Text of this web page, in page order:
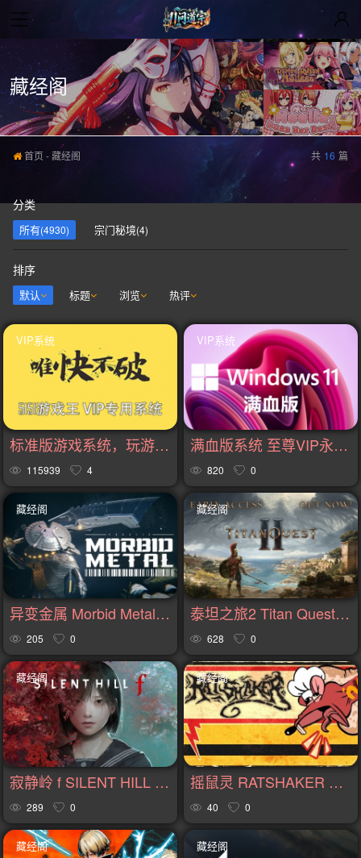
藏经阁
首页-藏经阁 共 16 篇
分类
所有(4930) 宗门秘境(4)
排序
默认 标题 浏览 热评
标准版游戏系统，玩游戏卡，玩不了游戏，试试，任何人都可免费下载安装
VIP系统
115939 4
满血版系统 至尊VIP永久免费，升级+下载
VIP系统
820 0
异变金属 Morbid Metal v22760版|集成全DLC|官方中文
藏经阁
205 0
泰坦之旅2 Titan Quest II Chapter 2 v0.6.0.134252版|集成全DLC|官方中文
藏经阁
628 0
寂静岭 f SILENT HILL f v1.21版|集成全DLC|官方中文
藏经阁
289 0
摇鼠灵 RATSHAKER The MOMMY Pack v20260722版|集成全DLC|官方中文
藏经阁
40 0
藏经阁 藏经阁